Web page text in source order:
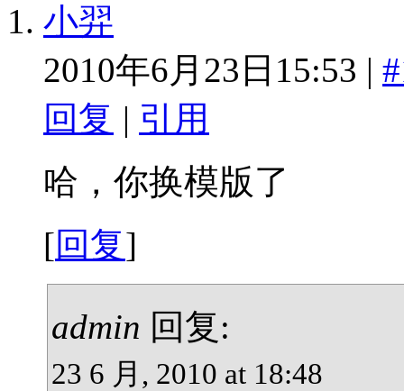
小羿
2010年6月23日15:53 |
回复 | 引用
哈，你换模版了
[回复]
admin 回复:
23 6 月, 2010 at 18:48